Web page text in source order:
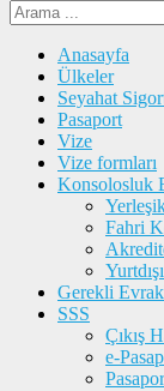
Anasayfa
Ülkeler
Seyahat
Pasaport
Vize
Vize formları
Konsolosluk
Fahri
Gerekli
SSS
Çıkış
e-